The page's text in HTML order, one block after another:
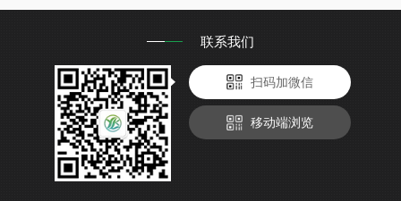
联系我们
扫码加微信
移动端浏览